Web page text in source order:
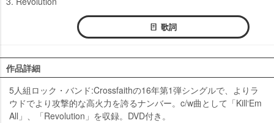
歌詞
作品詳細
5人組ロック・バンド:Crossfaithの16年第1弾シングルで、よりラ
ウドでより攻撃的な高火力を誇るナンバー。c/w曲として「Kill‘Em
All」、「Revolution」を収録。DVD付き。